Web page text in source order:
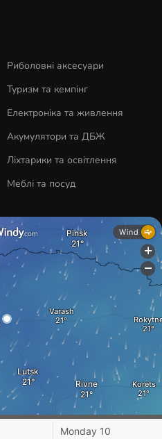
Риболовні аксесуари
Туризм та кемпінг
Електроніка та живлення
Акумулятори та ДБЖ
Ліхтарики та освітлення
Меблі та посуд